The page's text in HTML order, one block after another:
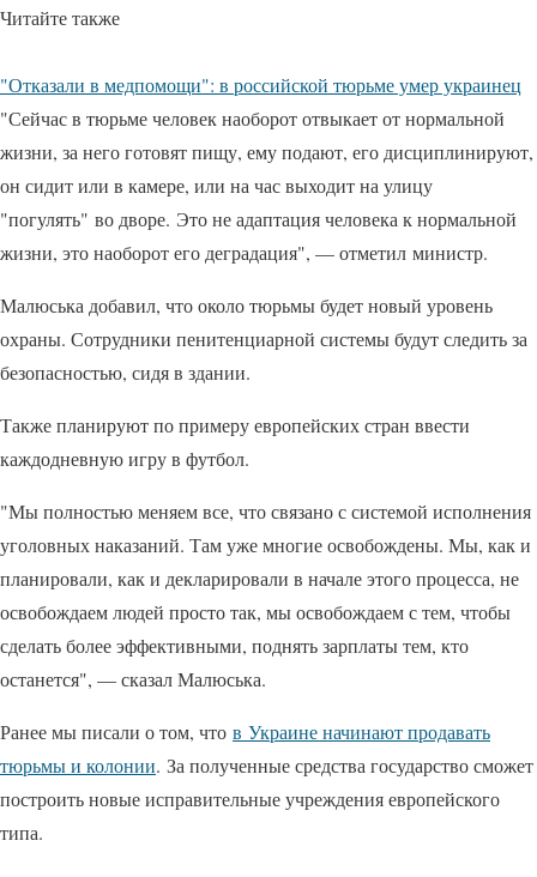
Читайте также
"Отказали в медпомощи": в российской тюрьме умер украинец
"Сейчас в тюрьме человек наоборот отвыкает от нормальной
жизни, за него готовят пищу, ему подают, его дисциплинируют,
он сидит или в камере, или на час выходит на улицу
"погулять" во дворе. Это не адаптация человека к нормальной
жизни, это наоборот его деградация", — отметил министр.
Малюська добавил, что около тюрьмы будет новый уровень
охраны. Сотрудники пенитенциарной системы будут следить за
безопасностью, сидя в здании.
Также планируют по примеру европейских стран ввести
каждодневную игру в футбол.
"Мы полностью меняем все, что связано с системой исполнения
уголовных наказаний. Там уже многие освобождены. Мы, как и
планировали, как и декларировали в начале этого процесса, не
освобождаем людей просто так, мы освобождаем с тем, чтобы
сделать более эффективными, поднять зарплаты тем, кто
останется", — сказал Малюська.
Ранее мы писали о том, что в Украине начинают продавать
тюрьмы и колонии. За полученные средства государство сможет
построить новые исправительные учреждения европейского
типа.